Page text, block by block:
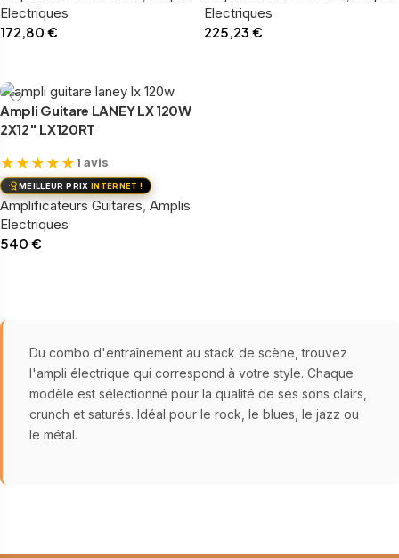
Electriques
172,80 €
Electriques
225,23 €
Ampli Guitare LANEY LX 120W
2X12″ LX120RT
★ ★ ★ ★ ★1 avis
MEILLEUR PRIX INTERNET !
Amplificateurs Guitares, Amplis
Electriques
540 €
Du combo d'entraînement au stack de scène, trouvez
l'ampli électrique qui correspond à votre style. Chaque
modèle est sélectionné pour la qualité de ses sons clairs,
crunch et saturés. Idéal pour le rock, le blues, le jazz ou
le métal.